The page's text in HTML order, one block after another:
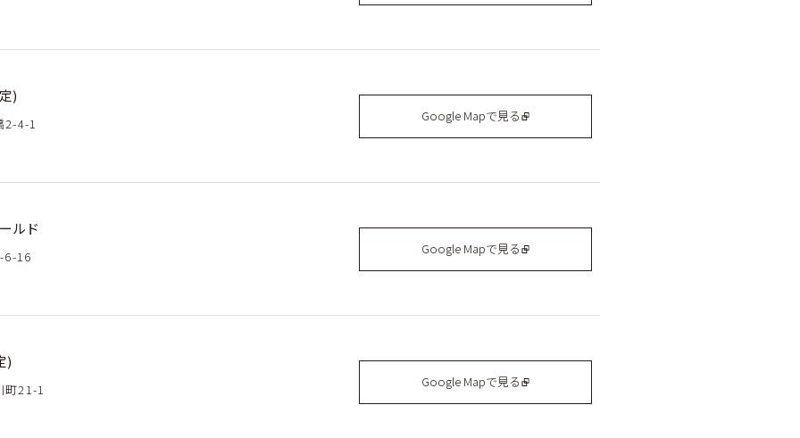
)
2-4-1 Google Mapで見る
ルド
6-16 Google Mapで見る
)
21-1 Google Mapで見る